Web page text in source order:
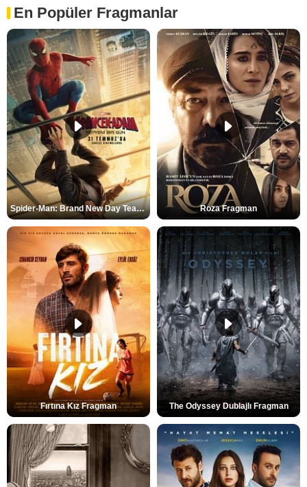
En Popüler Fragmanlar
Spider-Man: Brand New Day Teaser Roza Fragman
Fırtına Kız Fragman The Odyssey Dublajlı Fragman